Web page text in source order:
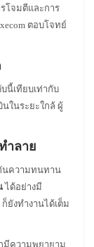
จมตีและการ
ตอบโจทย์
นี้เทียบเท่ากับ
ในระยะใกล้ ผู้
ำลาย
นความทนทาน
ได้อย่างมี
ยังทำงานได้เต็ม
มีความพยายาม